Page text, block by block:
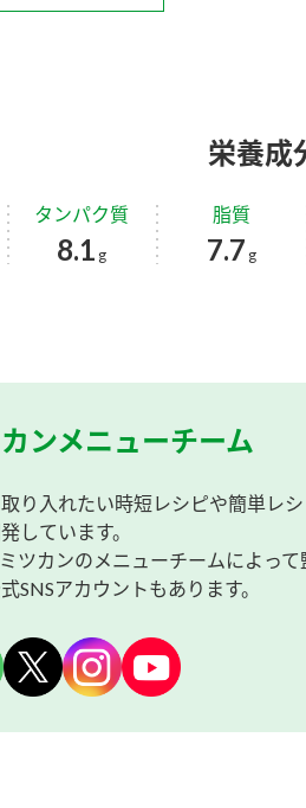
栄養成
タンパク質
8.1 g
脂質
7.7 g
ンメニューチーム
り入れたい時短レシピや簡単レ
しています。
ツカンのメニューチームによっ
SNSアカウントもあります。